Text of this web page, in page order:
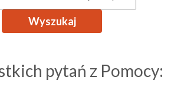
pytań z Pomocy: